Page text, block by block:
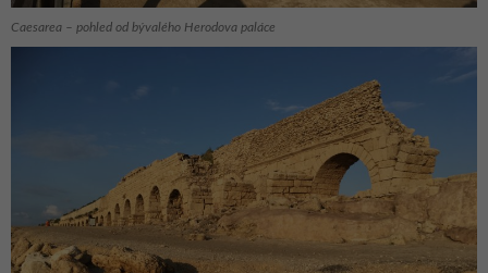
Caesarea – pohled od bývalého Herodova paláce